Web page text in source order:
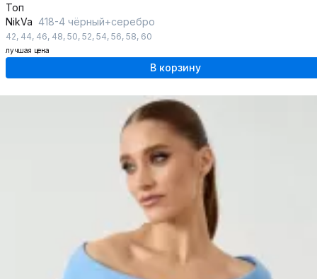
Топ
NikVa 418-4 чёрный+серебро
42, 44, 46, 48, 50, 52, 54, 56, 58, 60
лучшая цена
В корзину